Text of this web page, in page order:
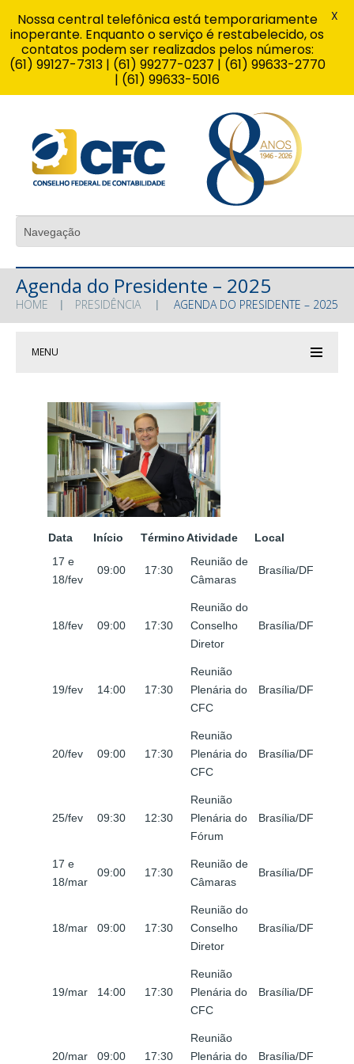
Agenda do Presidente – 2025
HOME PRESIDÊNCIA AGENDA DO PRESIDENTE – 2025
MENU
Data Início TérminoAtividade
Local
17 e
18/fev
09:00 17:30
Reunião de
Câmaras
Brasília/DF
18/fev 09:00 17:30
Reunião do
Conselho
Diretor
Brasília/DF
19/fev 14:00 17:30
Reunião
Plenária do
CFC
Brasília/DF
20/fev 09:00 17:30
Reunião
Plenária do
CFC
Brasília/DF
25/fev 09:30 12:30
Reunião
Plenária do
Fórum
Brasília/DF
17 e
18/mar
09:00 17:30
Reunião de
Câmaras
Brasília/DF
18/mar 09:00 17:30
Reunião do
Conselho
Diretor
Brasília/DF
19/mar 14:00 17:30
Reunião
Plenária do
CFC
Brasília/DF
20/mar 09:00 17:30
Reunião
Plenária do
Brasília/DF
Nossa central telefônica está temporariamente
inoperante. Enquanto o serviço é restabelecido, os
contatos podem ser realizados pelos números:
(61) 99127-7313 | (61) 99277-0237 | (61) 99633-2770
| (61) 99633-5016
X